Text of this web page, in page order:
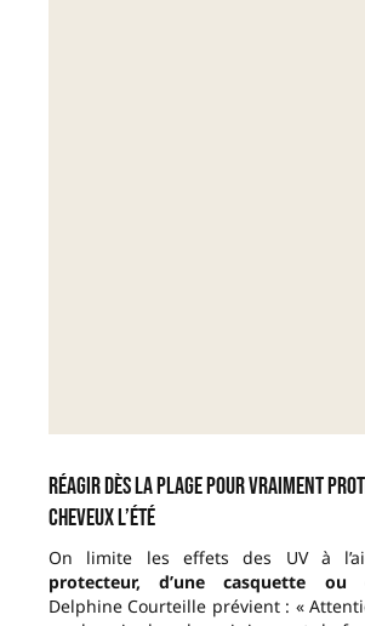
Réagir dès la plage pour vraiment
cheveux l’été
On limite les effets des UV à
protecteur, d’une casquette ou
Delphine Courteille prévient : «